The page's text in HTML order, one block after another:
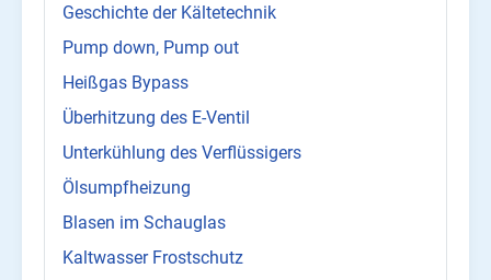
Geschichte der Kältetechnik
Pump down, Pump out
Heißgas Bypass
Überhitzung des E-Ventil
Unterkühlung des Verflüssigers
Ölsumpfheizung
Blasen im Schauglas
Kaltwasser Frostschutz